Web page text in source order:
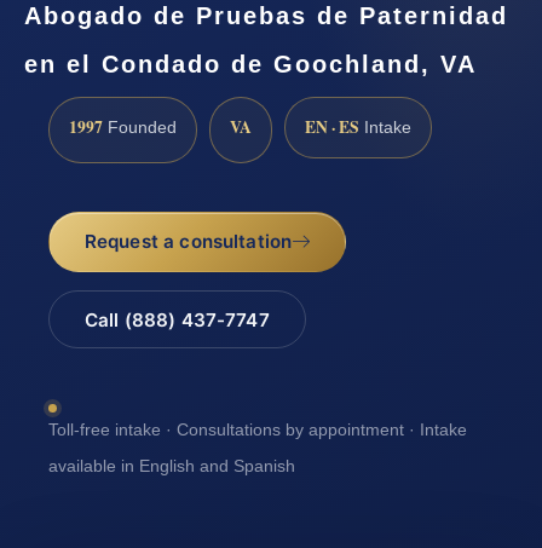
Abogado de Pruebas de Paternidad
en el Condado de Goochland, VA
1997 Founded VA EN · ES Intake
Request a consultation
Call (888) 437-7747
Toll-free intake · Consultations by appointment · Intake
available in English and Spanish